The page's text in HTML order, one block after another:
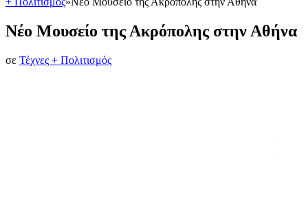
Νέο Μουσείο της Ακρόπολης στην Αθήνα
σε Τέχνες + Πολιτισμός